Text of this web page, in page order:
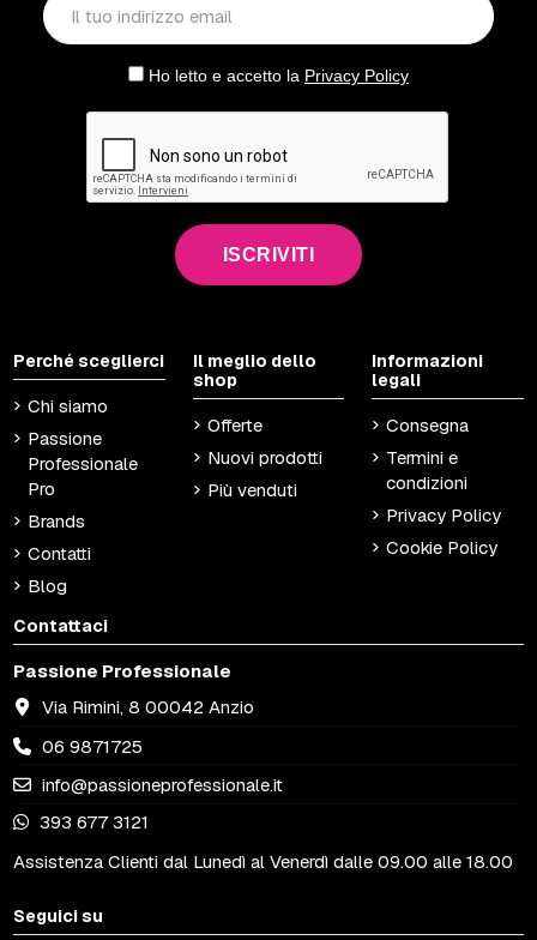
Ho letto e accetto la Privacy Policy
ISCRIVITI
Perché sceglierci
Chi siamo
Passione
Professionale
Pro
Brands
Contatti
Blog
Il meglio dello
shop
Offerte
Nuovi prodotti
Più venduti
Informazioni
legali
Consegna
Termini e
condizioni
Privacy Policy
Cookie Policy
Contattaci
Passione Professionale
Via Rimini, 8 00042 Anzio
06 9871725
info@passioneprofessionale.it
393 677 3121
Assistenza Clienti dal Lunedì al Venerdì dalle 09.00 alle 18.00
Seguici su